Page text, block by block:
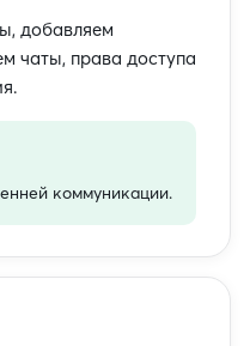
добавляем
чаты, права доступа
коммуникации.